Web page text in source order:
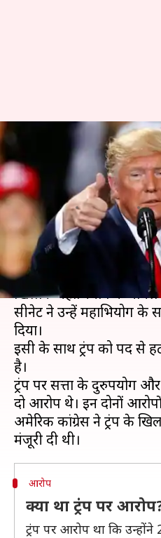
अमेरिका:
महाभियोग मामले
हुए बरी
लेखन मुकुल तोमर Feb 06, 2020
क्या है खबर?
बुधवार को अमेरिकी
खिलाफ महाभियोग के मामले
सीनेट ने उन्हें महाभियोग के
दिया।
इसी के साथ ट्रंप को पद से
है।
ट्रंप पर सत्ता के दुरुपयोग
दो आरोप थे। इन दोनों
अमेरिकी कांग्रेस ने ट्रंप के
आरोप
क्या था ट्रंप पर
ट्रंप पर आरोप था कि